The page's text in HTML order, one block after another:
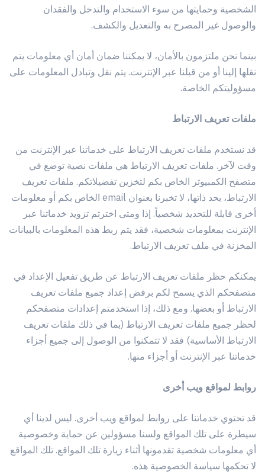
الشخصية وحمايتها من سوء الاستخدام والتدخل والفقدان
والوصول غير المصرح به والتعديل والكشف.
بينما نحن ملتزمون بالأمان، لا يمكننا ضمان أمان أي معلومات يتم
نقلها إلينا أو من قبلنا عبر الإنترنت. يتم نقل وتبادل المعلومات على
مسؤوليتكم الخاصة.
ملفات تعريف الارتباط
قد نستخدم ملفات تعريف الارتباط على خدماتنا عبر الإنترنت من
وقت لآخر. ملفات تعريف الارتباط هي ملفات نصية توضع في
متصفح الكمبيوتر الخاص بكم لتخزين تفضيلاتكم. ملفات تعريف
الارتباط، بحد ذاتها، لا تخبرنا بعنوان email الخاص بكم أو معلومات
أخرى قابلة للتحديد شخصياً. إذا ومتى اخترتم تزويد خدماتنا عبر
الإنترنت بمعلومات شخصية، فقد يتم ربط هذه المعلومات بالبيانات
المخزنة في ملف تعريف الارتباط.
يمكنكم حظر ملفات تعريف الارتباط عن طريق تفعيل الإعداد في
متصفحكم الذي يسمح لكم برفض إعداد جميع ملفات تعريف
الارتباط أو بعضها. ومع ذلك، إذا استخدمتم إعدادات متصفحكم
لحظر جميع ملفات تعريف الارتباط (بما في ذلك ملفات تعريف
الارتباط الأساسية) فقد لا تتمكنوا من الوصول إلى جميع أجزاء
خدماتنا عبر الإنترنت أو أجزاء منها.
روابط لمواقع ويب أخرى
قد تحتوي خدماتنا على روابط لمواقع ويب أخرى. ليس لدينا أي
سيطرة على تلك المواقع ولسنا مسؤولين عن حماية وخصوصية
أي معلومات شخصية تقدمونها أثناء زيارة تلك المواقع. تلك المواقع
لا تحكمها سياسة الخصوصية هذه.